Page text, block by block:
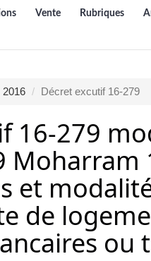
Vente Rubriques
2016 Décret excutif 16-279
16-279
Moharram
et
de